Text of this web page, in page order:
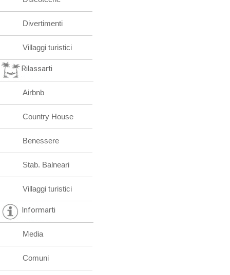
Divertimenti
Villaggi turistici
Rilassarti
Airbnb
Country House
Benessere
Stab. Balneari
Villaggi turistici
Informarti
Media
Comuni